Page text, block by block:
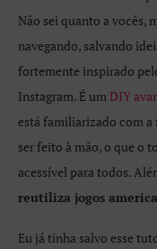
Não sei quanto a vocês,
navegando, salvando
fortemente inspirado
Instagram. É um DIY
está familiarizado com a
ser feito à mão, o que o
acessível para todos.
reutiliza jogos
Eu já tinha salvo esse